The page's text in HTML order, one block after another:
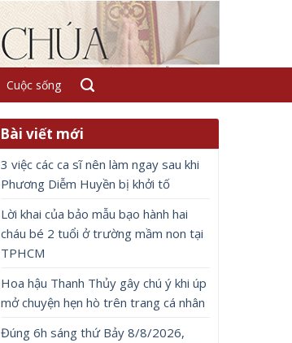
Cuộc sống
Bài viết mới
3 việc các ca sĩ nên làm ngay sau khi
Phương Diễm Huyền bị khởi tố
Lời khai của bảo mẫu bạo hành hai
cháu bé 2 tuổi ở trường mầm non tại
TPHCM
Hoa hậu Thanh Thủy gây chú ý khi úp
mở chuyện hẹn hò trên trang cá nhân
Đúng 6h sáng thứ Bảy 8/8/2026,